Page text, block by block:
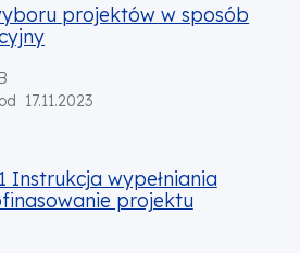
w sposób niekonkurencyjny
projektów w sposób
17.11.2023
wypełniania wniosku o
Instrukcja wypełniania
projektu